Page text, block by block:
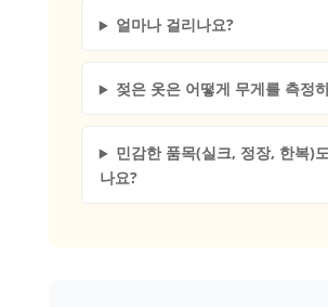
얼마나 걸리나요?
젖은 옷은 어떻게 무게를 측정
민감한 품목(실크, 정장, 한복)
나요?